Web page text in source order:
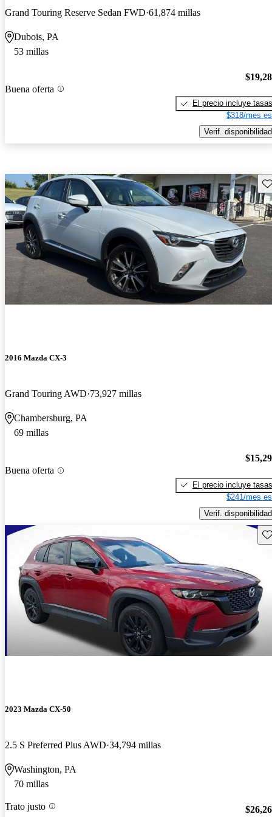
Grand Touring Reserve Sedan FWD 61,874 millas
Dubois, PA
53 millas
Buena oferta
El precio incluye tasas
$318/mes
Verif. disponibilidad
2016 Mazda CX-3
Grand Touring AWD 73,927 millas
Chambersburg, PA
69 millas
Buena oferta
El precio incluye tasas
$241/mes
Verif. disponibilidad
2023 Mazda CX-50
2.5 S Preferred Plus AWD 34,794 millas
Washington, PA
70 millas
Trato justo